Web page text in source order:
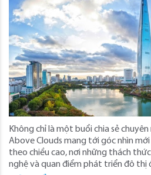
Không chỉ là một buổi chia sẻ
Above Clouds mang tới góc nhìn
theo chiều cao, nơi những thách
nghệ và quan điểm phát triển đô thị